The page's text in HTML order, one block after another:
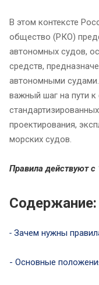
В этом контексте
общество (РКО)
автономных судов,
средств,
автономными
важный шаг на пути
проектирования,
морских судов.
Правила действуют с
Содержание:
- Зачем нужны
- Основные